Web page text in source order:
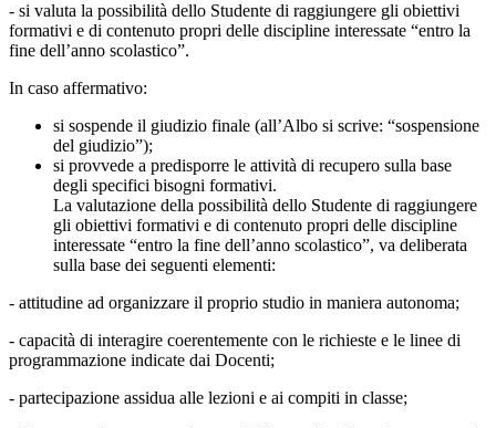
- si valuta la possibilità dello Studente di raggiungere gli obiettivi
formativi e di contenuto propri delle discipline interessate “entro la
fine dell’anno scolastico”.
In caso affermativo:
si sospende il giudizio finale (all’Albo si scrive: “sospensione
del giudizio”);
si provvede a predisporre le attività di recupero sulla base
degli specifici bisogni formativi.
La valutazione della possibilità dello Studente di raggiungere
gli obiettivi formativi e di contenuto propri delle discipline
interessate “entro la fine dell’anno scolastico”, va deliberata
sulla base dei seguenti elementi:
- attitudine ad organizzare il proprio studio in maniera autonoma;
- capacità di interagire coerentemente con le richieste e le linee di
programmazione indicate dai Docenti;
- partecipazione assidua alle lezioni e ai compiti in classe;